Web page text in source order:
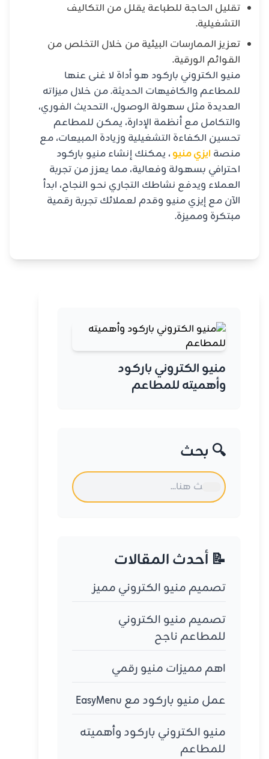
تقليل الحاجة للطباعة يقلل من التكاليف
التشغيلية.
تعزيز الممارسات البيئية من خلال التخلص من
القوائم الورقية.
منيو الكتروني باركود هو أداة لا غنى عنها
للمطاعم والكافيهات الحديثة. من خلال ميزاته
العديدة مثل سهولة الوصول، التحديث الفوري،
والتكامل مع أنظمة الإدارة، يمكن للمطاعم
تحسين الكفاءة التشغيلية وزيادة المبيعات، مع
منصة ايزي منيو، يمكنك إنشاء منيو باركود
احترافي بسهولة وفعالية، مما يعزز من تجربة
العملاء ويدفع نشاطك التجاري نحو النجاح، ابدأ
الآن مع إيزي منيو وقدم لعملائك تجربة رقمية
مبتكرة ومميزة.
منيو الكتروني باركود
وأهميته للمطاعم
🔍 بحث
📝 أحدث المقالات
تصميم منيو الكتروني مميز
تصميم منيو الكتروني
للمطاعم ناجح
اهم مميزات منيو رقمي
عمل منيو باركود مع EasyMenu
منيو الكتروني باركود وأهميته
للمطاعم